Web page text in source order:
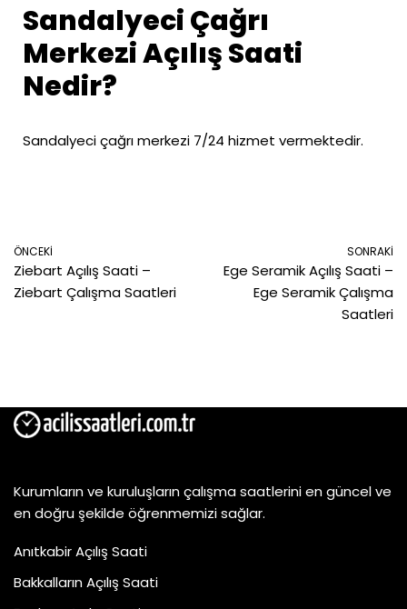
Sandalyeci Çağrı
Merkezi Açılış Saati
Nedir?
Sandalyeci çağrı merkezi 7/24 hizmet vermektedir.
ÖNCEKI
Ziebart Açılış Saati –
Ziebart Çalışma Saatleri
SONRAKI
Ege Seramik Açılış Saati –
Ege Seramik Çalışma
Saatleri
Kurumların ve kuruluşların çalışma saatlerini en güncel ve
en doğru şekilde öğrenmemizi sağlar.
Anıtkabir Açılış Saati
Bakkalların Açılış Saati